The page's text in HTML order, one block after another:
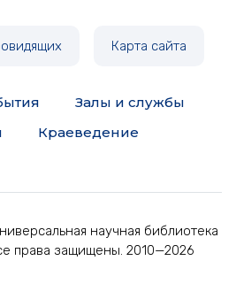
Карта сайта
Залы и службы
Краеведение
научная библиотека
права защищены. 2010—2026